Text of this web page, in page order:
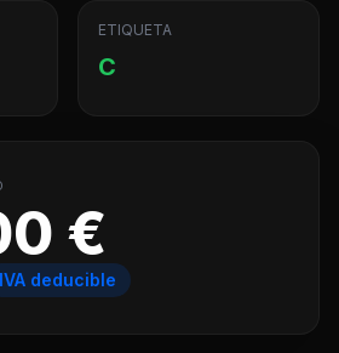
ETIQUETA
C
€
IVA deducible